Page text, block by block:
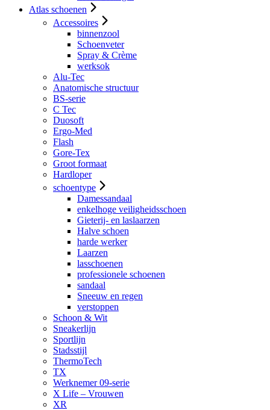
Atlas schoenen
Accessoires
binnenzool
Schoenveter
Spray & Crème
werksok
Alu-Tec
Anatomische structuur
BS-serie
C Tec
Duosoft
Ergo-Med
Flash
Gore-Tex
Groot formaat
Hardloper
schoentype
Damessandaal
enkelhoge veiligheidsschoen
Gieterij- en laslaarzen
Halve schoen
harde werker
Laarzen
lasschoenen
professionele schoenen
sandaal
Sneeuw en regen
verstoppen
Schoon & Wit
Sneakerlijn
Sportlijn
Stadsstijl
ThermoTech
TX
Werknemer 09-serie
X Life – Vrouwen
XR